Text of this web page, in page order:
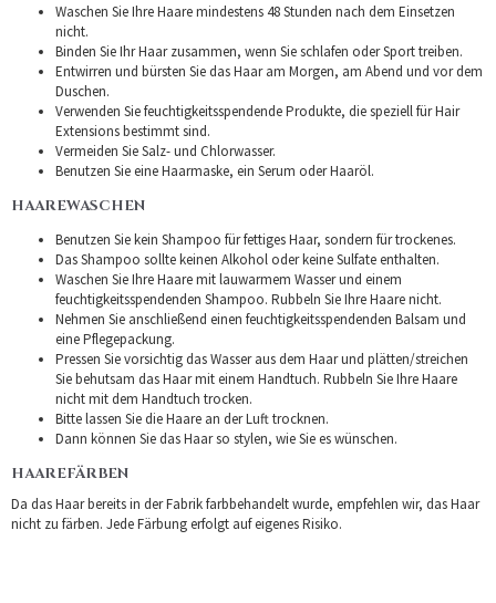
Waschen Sie Ihre Haare mindestens 48 Stunden nach dem Einsetzen
nicht.
Binden Sie Ihr Haar zusammen, wenn Sie schlafen oder Sport treiben.
Entwirren und bürsten Sie das Haar am Morgen, am Abend und vor dem
Duschen.
Verwenden Sie feuchtigkeitsspendende Produkte, die speziell für Hair
Extensions bestimmt sind.
Vermeiden Sie Salz- und Chlorwasser.
Benutzen Sie eine Haarmaske, ein Serum oder Haaröl.
HAAREWASCHEN
Benutzen Sie kein Shampoo für fettiges Haar, sondern für trockenes.
Das Shampoo sollte keinen Alkohol oder keine Sulfate enthalten.
Waschen Sie Ihre Haare mit lauwarmem Wasser und einem
feuchtigkeitsspendenden Shampoo. Rubbeln Sie Ihre Haare nicht.
Nehmen Sie anschließend einen feuchtigkeitsspendenden Balsam und
eine Pflegepackung.
Pressen Sie vorsichtig das Wasser aus dem Haar und plätten/streichen
Sie behutsam das Haar mit einem Handtuch. Rubbeln Sie Ihre Haare
nicht mit dem Handtuch trocken.
Bitte lassen Sie die Haare an der Luft trocknen.
Dann können Sie das Haar so stylen, wie Sie es wünschen.
HAAREFÄRBEN
Da das Haar bereits in der Fabrik farbbehandelt wurde, empfehlen wir, das Haar
nicht zu färben. Jede Färbung erfolgt auf eigenes Risiko.